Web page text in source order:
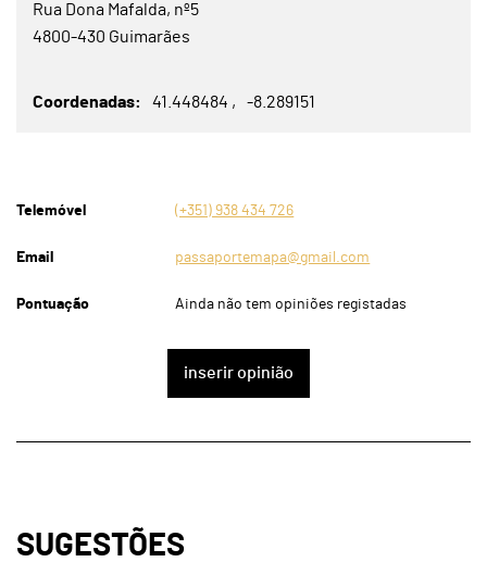
Rua Dona Mafalda, nº5
4800-430 Guimarães
Coordenadas 41.448484 -8.289151
Telemóvel (+351) 938 434 726
Email passaportemapa@gmail.com
Pontuação Ainda não tem opiniões registadas
inserir opinião
SUGESTÕES